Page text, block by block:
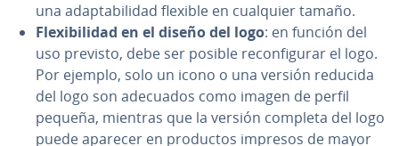
una ada­p­ta­bi­li­dad flexible en cualquier tamaño.
Fle­xi­bi­li­dad en el diseño del logo: en función del
uso previsto, debe ser posible re­co­n­fi­gu­rar el logo.
Por ejemplo, solo un icono o una versión reducida
del logo son adecuados como imagen de perfil
pequeña, mientras que la versión completa del logo
puede aparecer en productos impresos de mayor